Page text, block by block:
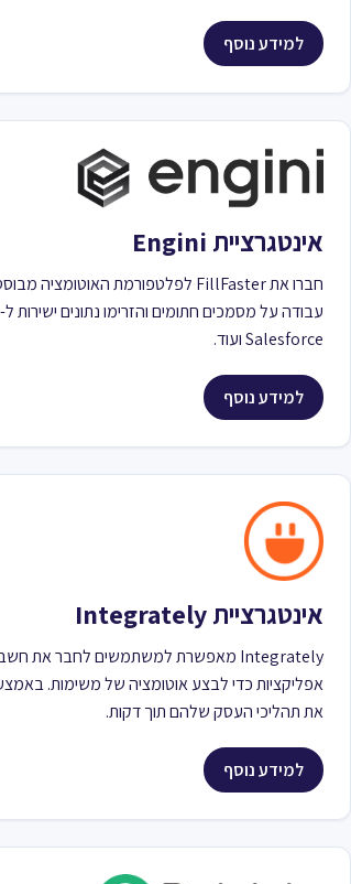
למידע נוסף
אינטגרציית Engini
Salesforce ועוד.
למידע נוסף
אינטגרציית Integrately
את תהליכי העסק שלהם תוך דקות.
למידע נוסף